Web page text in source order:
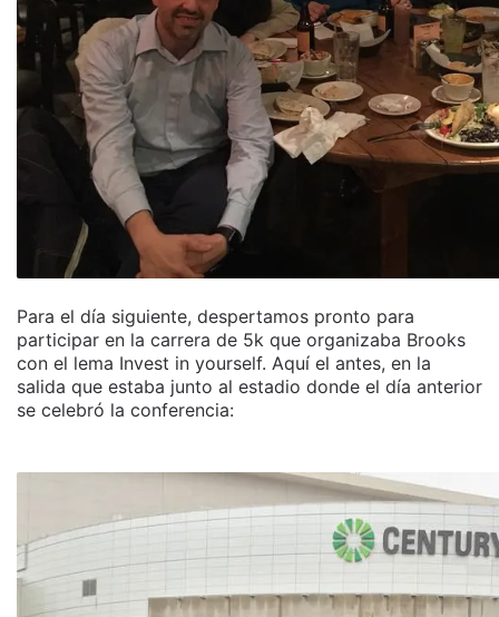
Para el día siguiente, despertamos pronto para
participar en la carrera de 5k que organizaba Brooks
con el lema Invest in yourself. Aquí el antes, en la
salida que estaba junto al estadio donde el día anterior
se celebró la conferencia: